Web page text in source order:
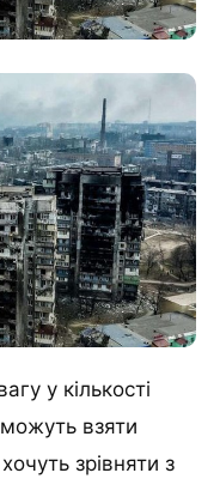
у кількості
можуть взяти
зрівняти з